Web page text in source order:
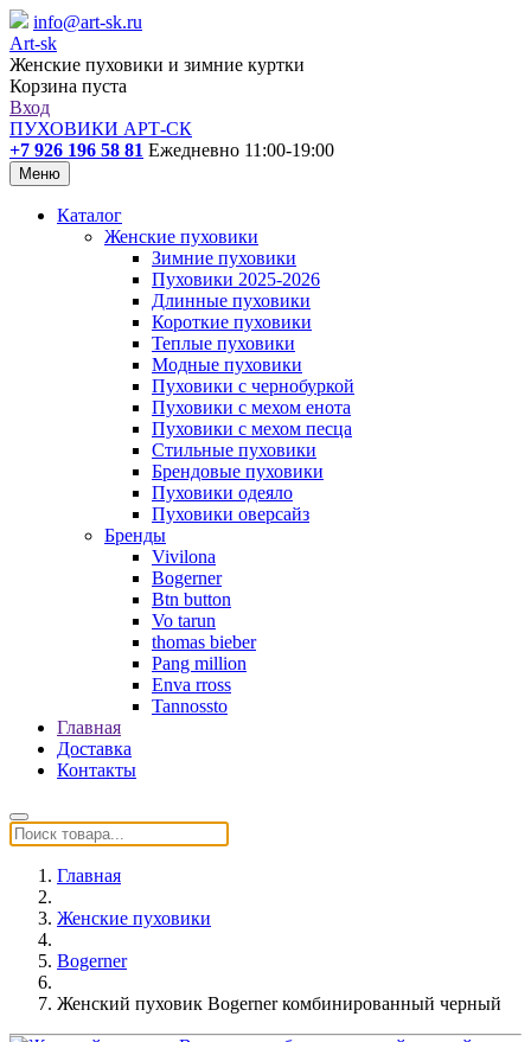
info@art-sk.ru
Art-sk
Женские пуховики и зимние куртки
Корзина пуста
Вход
ПУХОВИКИ АРТ-СК
+7 926 196 58 81 Ежедневно 11:00-19:00
Меню
Каталог
Женские пуховики
Зимние пуховики
Пуховики 2025-2026
Длинные пуховики
Короткие пуховики
Теплые пуховики
Модные пуховики
Пуховики с чернобуркой
Пуховики с мехом енота
Пуховики с мехом песца
Стильные пуховики
Брендовые пуховики
Пуховики одеяло
Пуховики оверсайз
Бренды
Vivilona
Bogerner
Btn button
Vo tarun
thomas bieber
Pang million
Enva rross
Tannossto
Главная
Доставка
Контакты
Главная
Женские пуховики
Bogerner
Женский пуховик Bogerner комбинированный черный